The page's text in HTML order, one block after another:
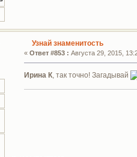
Узнай знаменитость
«Ответ #853 : Августа 29, 2015,
Ирина К, так точно! Загадывай